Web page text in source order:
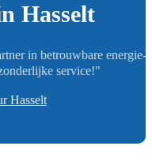
Hasselt
in betrouwbare energie-
service!"
Hasselt